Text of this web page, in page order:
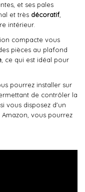
et ses pales
et très décoratif,
intérieur.
compacte vous
pièces au plafond
, ce qui est idéal pour
pourrez installer sur
de contrôler la
vous disposez d'un
vous pourrez